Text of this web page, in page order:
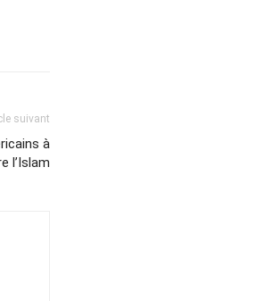
suivant
à
l’Islam